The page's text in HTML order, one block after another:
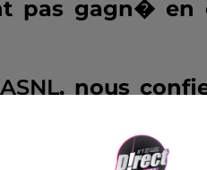
pas gagn� en
, nous
� jouer
les